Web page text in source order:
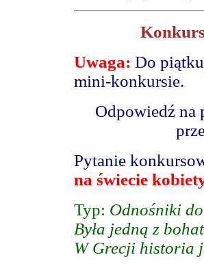
Uwaga: Do
mini-konkursie.
Odpowiedź na
Pytanie
na świecie
Typ: Odnośniki
Była jedną z
W Grecji historia